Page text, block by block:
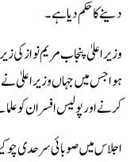
دینے کا حکم دیا ہے۔
وزیراعلیٰ پنجاب مریم نواز
ہوا جس میں جہاں وزیراعلیٰ
کرنے اور پولیس افسران کو
اجلاس میں صوبائی سرحدی